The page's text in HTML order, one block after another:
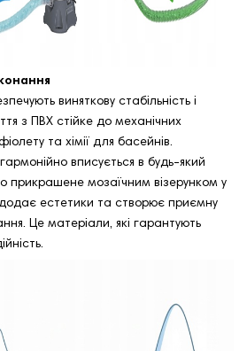
виняткову стабільність і
з ПВХ стійке до механічних
та хімії для басейнів.
вписується в будь‑який
прикрашене мозаїчним візерунком у
додає естетики та створює приємну
Це матеріали, які гарантують